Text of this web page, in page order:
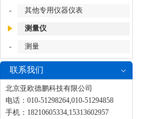
- 其他专用仪器仪表
测量仪
- 测量
联系我们
北京亚欧德鹏科技有限公司
电话：010-51298264,010-51294858
手机：18210605334,15313602957